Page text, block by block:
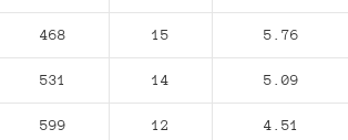
468 15 5.76
531 14 5.09
599 12 4.51